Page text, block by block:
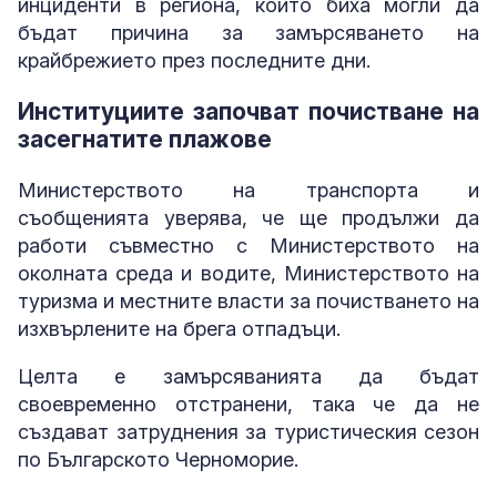
инциденти в региона, които биха могли да
бъдат причина за замърсяването на
крайбрежието през последните дни.
Институциите започват почистване на
засегнатите плажове
Министерството на транспорта и
съобщенията уверява, че ще продължи да
работи съвместно с Министерството на
околната среда и водите, Министерството на
туризма и местните власти за почистването на
изхвърлените на брега отпадъци.
Целта е замърсяванията да бъдат
своевременно отстранени, така че да не
създават затруднения за туристическия сезон
по Българското Черноморие.